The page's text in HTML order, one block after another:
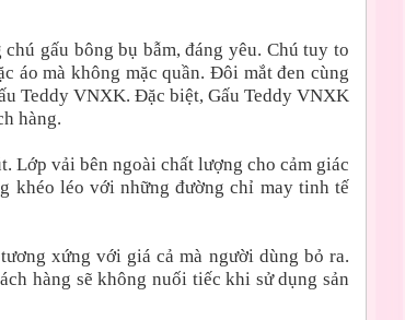
gấu bông bụ bẫm, đáng yêu. Chú tuy to
áo mà không mặc quần. Đôi mắt đen cùng
Teddy VNXK. Đặc biệt, Gấu Teddy VNXK
hàng.
Lớp vải bên ngoài chất lượng cho cảm giác
khéo léo với những đường chỉ may tinh tế
xứng với giá cả mà người dùng bỏ ra.
hàng sẽ không nuối tiếc khi sử dụng sản